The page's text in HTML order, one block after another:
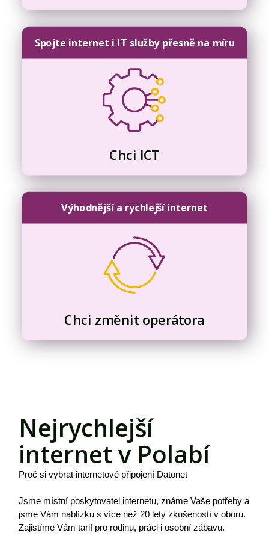
Spojte internet i IT služby přesně na míru
Chci ICT
Výhodnější a rychlejší internet
Chci změnit operátora
Nejrychlejší
internet v Polabí
Proč si vybrat internetové připojení Datonet
Jsme místní poskytovatel internetu, známe Vaše potřeby a
jsme Vám nablízku s více než 20 lety zkušeností v oboru.
Zajistíme Vám tarif pro rodinu, práci i osobní zábavu.